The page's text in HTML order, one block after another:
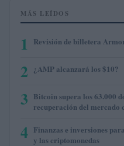
MÁS LEÍDOS
1 Revisión de billetera
2 ¿AMP alcanzará los $10?
3 Bitcoin supera los 63.000
recuperación del mercado
4 Finanzas e inversiones
y las criptomonedas